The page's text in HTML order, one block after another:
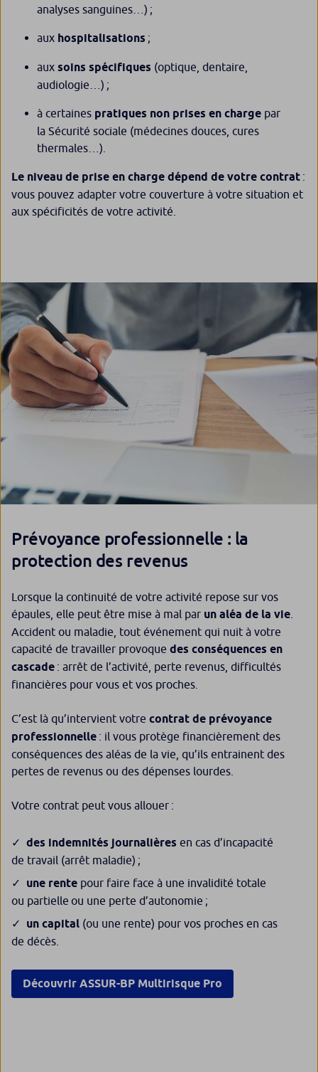
analyses sanguines…) ;
aux hospitalisations ;
aux soins spécifiques (optique, dentaire,
audiologie…) ;
à certaines pratiques non prises en charge par
la Sécurité sociale (médecines douces, cures
thermales…).
Le niveau de prise en charge dépend de votre contrat :
vous pouvez adapter votre couverture à votre situation et
aux spécificités de votre activité.
Prévoyance professionnelle : la
protection des revenus
Lorsque la continuité de votre activité repose sur vos
épaules, elle peut être mise à mal par un aléa de la vie
Accident ou maladie, tout événement qui nuit à votre
capacité de travailler provoque des conséquences en
cascade : arrêt de l’activité, perte revenus, difficultés
financières pour vous et vos proches.
C’est là qu’intervient votre contrat de prévoyance
professionnelle : il vous protège financièrement des
conséquences des aléas de la vie, qu’ils entrainent des
pertes de revenus ou des dépenses lourdes.
Votre contrat peut vous allouer :
des indemnités journalières en cas d’incapacité
de travail (arrêt maladie) ;
une rente pour faire face à une invalidité totale
ou partielle ou une perte d’autonomie ;
un capital (ou une rente) pour vos proches en cas
de décès.
Découvrir ASSUR-BP Multirisque Pro